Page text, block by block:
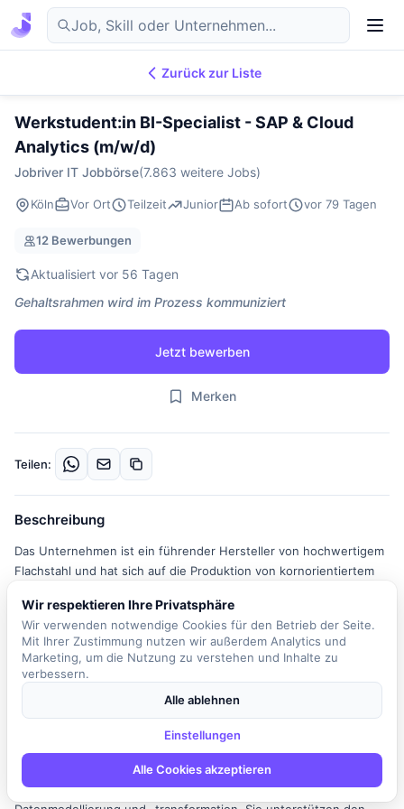
DE
Zurück zur Liste
Werkstudent:in BI-Specialist - SAP & Cloud
Analytics (m/w/d)
Jobriver IT Jobbörse(7.863 weitere Jobs)
Köln Vor Ort Teilzeit Junior Ab sofort vor 79 Tagen
12 Bewerbungen
Aktualisiert vor 56 Tagen
Gehaltsrahmen wird im Prozess kommuniziert
Jetzt bewerben
Merken
Teilen:
Beschreibung
Das Unternehmen ist ein führender Hersteller von hochwertigem
Flachstahl und hat sich auf die Produktion von kornorientiertem
effiziente und zuverlässige Energieversorgung und findet
Anwendung in modernen Technologien wie Windkraftanlagen und
Stromnetzen. In einem dynamischen und innovativen
Arbeitsumfeld arbeiten Sie in einem standortübergreifenden
Team, das sich mit der Erstellung und Verantwortung von
die Übersetzung von Business-Anforderungen in funktionale und
hinaus entwickeln und betreuen Sie Schnittstellen zur
Datenanbindung und arbeiten mit SAP Datasphere zur
Wir respektieren Ihre Privatsphäre
Wir verwenden notwendige Cookies für den Betrieb der Seite.
Mit Ihrer Zustimmung nutzen wir außerdem Analytics und
Marketing, um die Nutzung zu verstehen und Inhalte zu
verbessern.
Alle ablehnen
Einstellungen
Alle Cookies akzeptieren